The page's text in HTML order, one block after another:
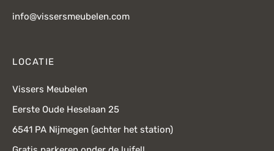
info@vissersmeubelen.com
LOCATIE
Vissers Meubelen
Eerste Oude Heselaan 25
6541 PA Nijmegen (achter het station)